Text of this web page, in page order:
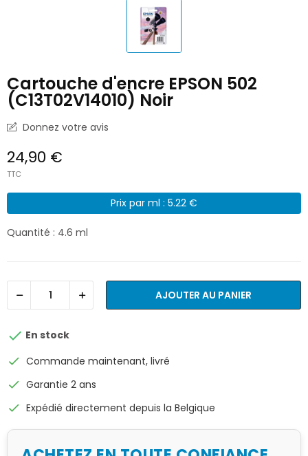
Cartouche d'encre EPSON 502
(C13T02V14010) Noir
Donnez votre avis
24,90 €
TTC
Prix par ml : 5.22 €
Quantité : 4.6 ml
AJOUTER AU PANIER
 En stock
check Commande maintenant, livré
check Garantie 2 ans
check Expédié directement depuis la Belgique